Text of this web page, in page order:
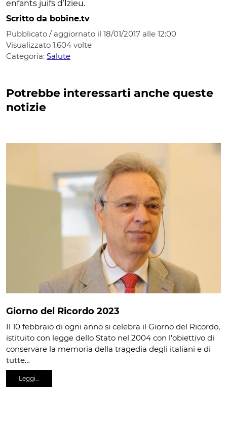
enfants juifs d’Izieu.
Scritto da bobine.tv
Pubblicato / aggiornato il 18/01/2017 alle 12:00
Visualizzato 1.604 volte
Categoria: Salute
Potrebbe interessarti anche queste
notizie
Giorno del Ricordo 2023
Il 10 febbraio di ogni anno si celebra il Giorno del Ricordo,
istituito con legge dello Stato nel 2004 con l’obiettivo di
conservare la memoria della tragedia degli italiani e di
tutte…
Leggi…